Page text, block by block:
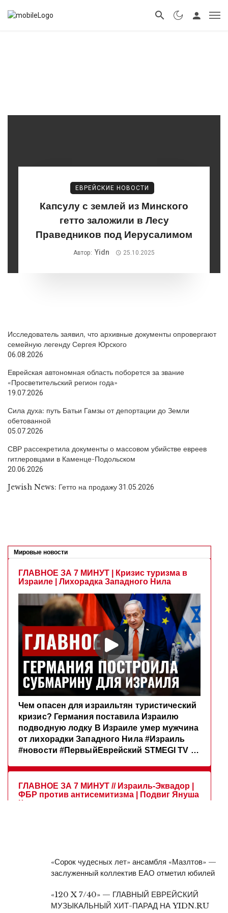
ЕВРЕЙСКИЕ НОВОСТИ
Капсулу с землей из Минского
гетто заложили в Лесу
Праведников под Иерусалимом
Автор: Yidn 25.10.2025
Исследователь заявил, что архивные документы опровергают
семейную легенду Сергея Юрского
06.08.2026
Еврейская автономная область поборется за звание
«Просветительский регион года»
19.07.2026
Сила духа: путь Батьи Гамзы от депортации до Земли
обетованной
05.07.2026
СВР рассекретила документы о массовом убийстве евреев
гитлеровцами в Каменце-Подольском
20.06.2026
Jewish News: Гетто на продажу31.05.2026
«Сорок чудесных лет» ансамбля «Мазлтов» —
заслуженный коллектив ЕАО отметил юбилей
«120 X 7/40» — ГЛАВНЫЙ ЕВРЕЙСКИЙ
МУЗЫКАЛЬНЫЙ ХИТ-ПАРАД НА YIDN.RU